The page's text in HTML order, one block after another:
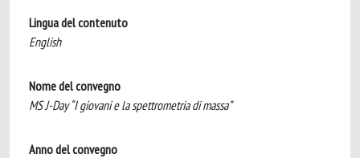
Lingua del contenuto
English
Nome del convegno
MS J-Day “I giovani e la spettrometria di massa”
Anno del convegno